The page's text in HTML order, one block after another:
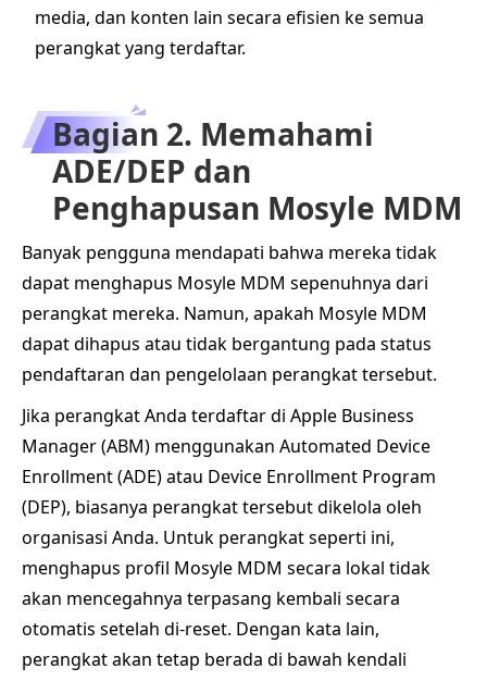
media, dan konten lain secara efisien ke semua
perangkat yang terdaftar.
Bagian 2. Memahami
ADE/DEP dan
Penghapusan Mosyle MDM
Banyak pengguna mendapati bahwa mereka tidak
dapat menghapus Mosyle MDM sepenuhnya dari
perangkat mereka. Namun, apakah Mosyle MDM
dapat dihapus atau tidak bergantung pada status
pendaftaran dan pengelolaan perangkat tersebut.
Jika perangkat Anda terdaftar di Apple Business
Manager (ABM) menggunakan Automated Device
Enrollment (ADE) atau Device Enrollment Program
(DEP), biasanya perangkat tersebut dikelola oleh
organisasi Anda. Untuk perangkat seperti ini,
menghapus profil Mosyle MDM secara lokal tidak
akan mencegahnya terpasang kembali secara
otomatis setelah di-reset. Dengan kata lain,
perangkat akan tetap berada di bawah kendali